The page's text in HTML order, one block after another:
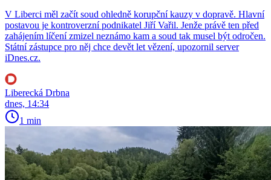
V Liberci měl začít soud ohledně korupční kauzy v dopravě. Hlavní
postavou je kontroverzní podnikatel Jiří Vařil. Jenže právě ten před
zahájením líčení zmizel neznámo kam a soud tak musel být odročen.
Státní zástupce pro něj chce devět let vězení, upozornil server
iDnes.cz.
Liberecká Drbna
dnes, 14:34
1 min